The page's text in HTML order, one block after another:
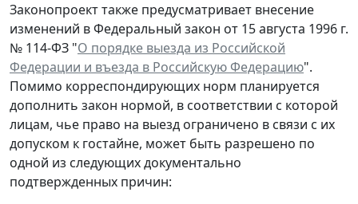
Законопроект также предусматривает внесение
изменений в Федеральный закон от 15 августа 1996 г.
№ 114-ФЗ "О порядке выезда из Российской
Федерации и въезда в Российскую Федерацию".
Помимо корреспондирующих норм планируется
дополнить закон нормой, в соответствии с которой
лицам, чье право на выезд ограничено в связи с их
допуском к гостайне, может быть разрешено по
одной из следующих документально
подтвержденных причин: